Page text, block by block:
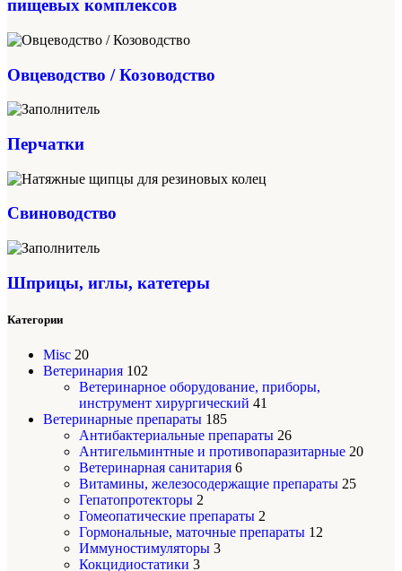
пищевых комплексов
Овцеводство / Козоводство
Перчатки
Свиноводство
Шприцы, иглы, катетеры
Категории
Misc 20
Ветеринария 102
Ветеринарное оборудование, приборы,
инструмент хирургический 41
Ветеринарные препараты 185
Антибактериальные препараты 26
Антигельминтные и противопаразитарные 20
Ветеринарная санитария 6
Витамины, железосодержащие препараты 25
Гепатопротекторы 2
Гомеопатические препараты 2
Гормональные, маточные препараты 12
Иммуностимуляторы 3
Кокцидиостатики 3